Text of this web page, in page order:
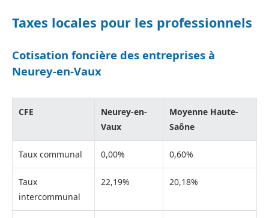
Taxes locales pour les professionnels
Cotisation foncière des entreprises à
Neurey-en-Vaux
CFE
Neurey-en-
Vaux
Moyenne Haute-
Saône
Taux communal 0,00% 0,60%
Taux
intercommunal
22,19% 20,18%